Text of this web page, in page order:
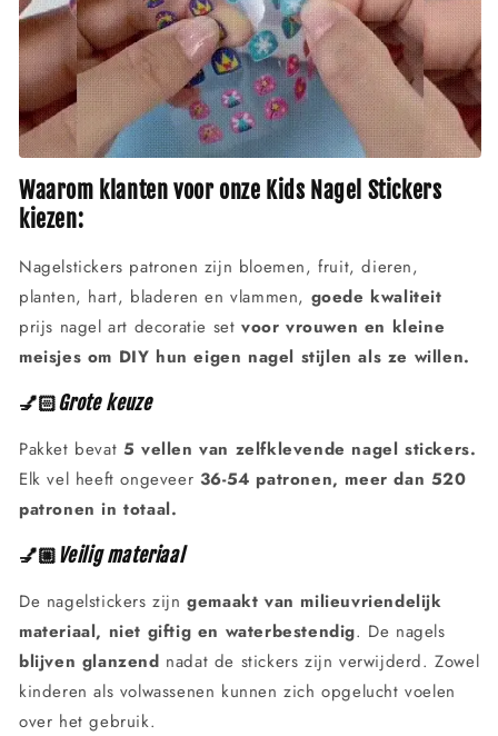
Waarom klanten voor onze Kids Nagel Stickers
kiezen:
Nagelstickers patronen zijn bloemen, fruit, dieren,
planten, hart, bladeren en vlammen, goede kwaliteit
prijs nagel art decoratie setvoor vrouwen en kleine
meisjes om DIY hun eigen nagel stijlen als ze willen.
💅🏻Grote keuze
Pakket bevat 5 vellen van zelfklevende nagel stickers.
Elk vel heeft ongeveer 36-54 patronen, meer dan 520
patronen in totaal.
💅🏼Veilig materiaal
De nagelstickers zijngemaakt van milieuvriendelijk
materiaal, niet giftig en waterbestendig. De nagels
blijven glanzend nadat de stickers zijn verwijderd. Zowel
kinderen als volwassenen kunnen zich opgelucht voelen
over het gebruik.